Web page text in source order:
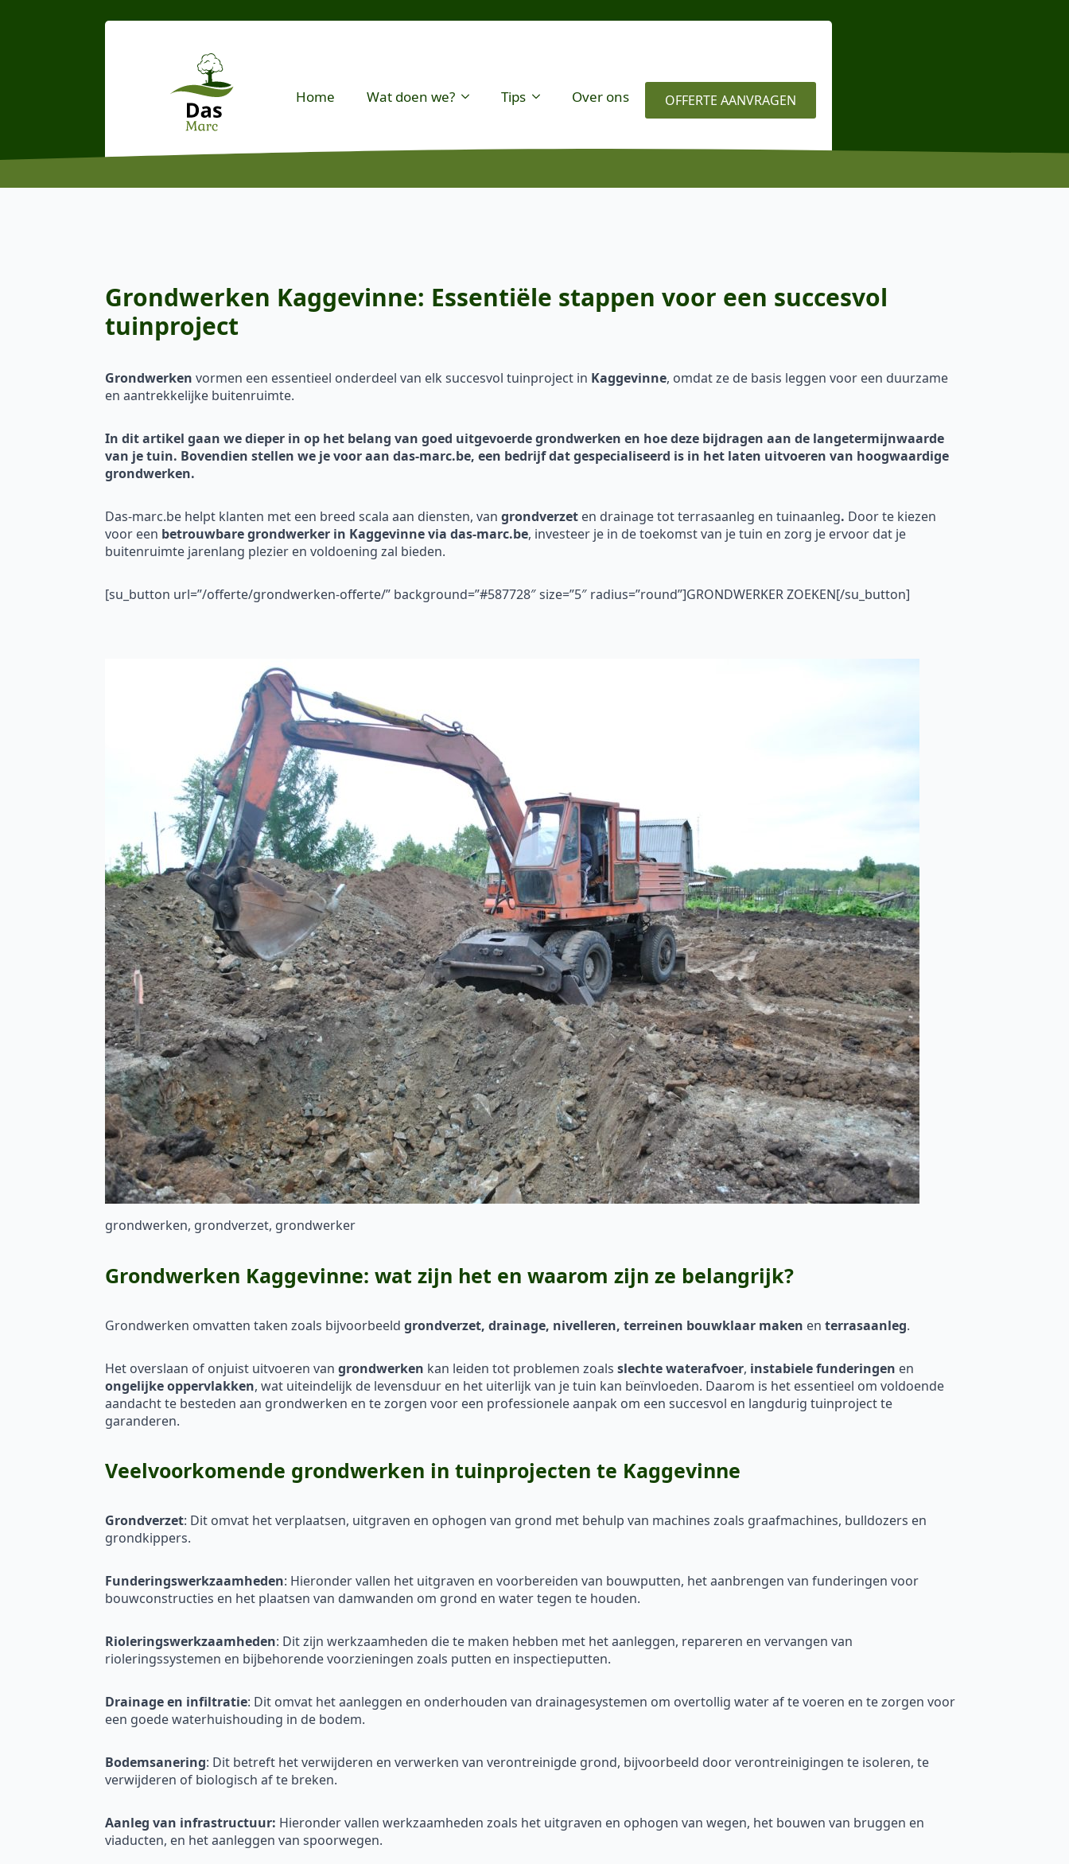
Home Wat doen we? Tips Over ons OFFERTE AANVRAGEN
Grondwerken Kaggevinne: Essentiële stappen voor een succesvol
tuinproject
Grondwerken vormen een essentieel onderdeel van elk succesvol tuinproject in Kaggevinne, omdat ze de basis leggen voor een duurzame
en aantrekkelijke buitenruimte.
In dit artikel gaan we dieper in op het belang van goed uitgevoerde grondwerken en hoe deze bijdragen aan de langetermijnwaarde
van je tuin. Bovendien stellen we je voor aan das-marc.be, een bedrijf dat gespecialiseerd is in het laten uitvoeren van hoogwaardige
grondwerken.
Das-marc.be helpt klanten met een breed scala aan diensten, van grondverzet en drainage tot terrasaanleg en tuinaanleg. Door te kiezen
voor een betrouwbare grondwerker in Kaggevinne via das-marc.be, investeer je in de toekomst van je tuin en zorg je ervoor dat je
buitenruimte jarenlang plezier en voldoening zal bieden.
[su_button url=”/offerte/grondwerken-offerte/” background=”#587728″ size=”5″ radius=”round”]GRONDWERKER ZOEKEN[/su_button]
grondwerken, grondverzet, grondwerker
Grondwerken Kaggevinne: wat zijn het en waarom zijn ze belangrijk?
Grondwerken omvatten taken zoals bijvoorbeeld grondverzet, drainage, nivelleren, terreinen bouwklaar maken en terrasaanleg.
Het overslaan of onjuist uitvoeren van grondwerken kan leiden tot problemen zoals slechte waterafvoer, instabiele funderingen en
ongelijke oppervlakken, wat uiteindelijk de levensduur en het uiterlijk van je tuin kan beïnvloeden. Daarom is het essentieel om voldoende
aandacht te besteden aan grondwerken en te zorgen voor een professionele aanpak om een succesvol en langdurig tuinproject te
garanderen.
Veelvoorkomende grondwerken in tuinprojecten te Kaggevinne
Grondverzet: Dit omvat het verplaatsen, uitgraven en ophogen van grond met behulp van machines zoals graafmachines, bulldozers en
grondkippers.
Funderingswerkzaamheden: Hieronder vallen het uitgraven en voorbereiden van bouwputten, het aanbrengen van funderingen voor
bouwconstructies en het plaatsen van damwanden om grond en water tegen te houden.
Rioleringswerkzaamheden: Dit zijn werkzaamheden die te maken hebben met het aanleggen, repareren en vervangen van
rioleringssystemen en bijbehorende voorzieningen zoals putten en inspectieputten.
Drainage en infiltratie: Dit omvat het aanleggen en onderhouden van drainagesystemen om overtollig water af te voeren en te zorgen voor
een goede waterhuishouding in de bodem.
Bodemsanering: Dit betreft het verwijderen en verwerken van verontreinigde grond, bijvoorbeeld door verontreinigingen te isoleren, te
verwijderen of biologisch af te breken.
Aanleg van infrastructuur: Hieronder vallen werkzaamheden zoals het uitgraven en ophogen van wegen, het bouwen van bruggen en
viaducten, en het aanleggen van spoorwegen.